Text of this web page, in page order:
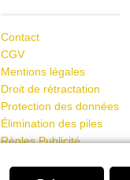
Contact
CGV
Mentions légales
Droit de rétractation
Protection des données
Élimination des piles
Règles Publicité